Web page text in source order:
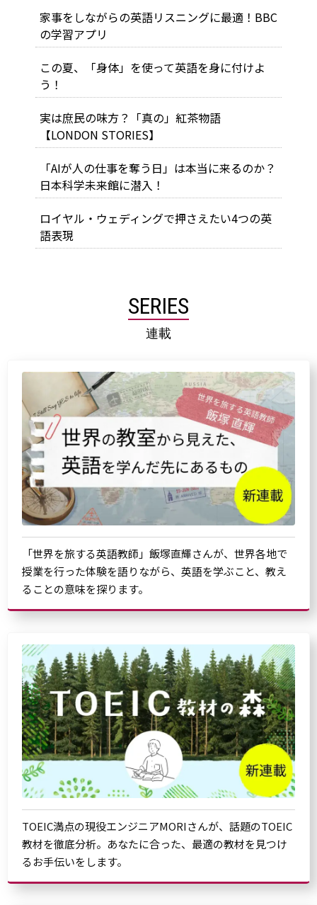
家事をしながらの英語リスニングに最適！BBC
の学習アプリ
この夏、「身体」を使って英語を身に付けよ
う！
実は庶民の味方？「真の」紅茶物語
【LONDON STORIES】
「AIが人の仕事を奪う日」は本当に来るのか？
日本科学未来館に潜入！
ロイヤル・ウェディングで押さえたい4つの英
語表現
SERIES
連載
「世界を旅する英語教師」飯塚直輝さんが、世界各地で
授業を行った体験を語りながら、英語を学ぶこと、教え
ることの意味を探ります。
TOEIC満点の現役エンジニアMORIさんが、話題のTOEIC
教材を徹底分析。あなたに合った、最適の教材を見つけ
るお手伝いをします。